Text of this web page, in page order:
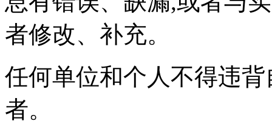
者修改、补充。
任何单位和个人不得违
者。